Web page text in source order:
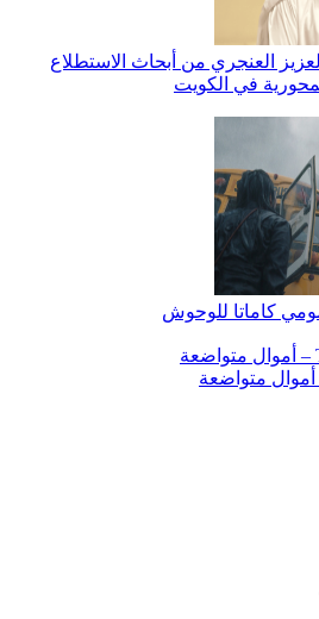
العزيز العنجري من أبحاث الاستطلاع
في الكويت
كاماتا للوحوش